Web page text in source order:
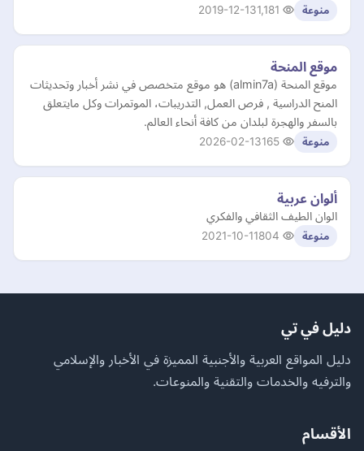
منوعة 2019-12-13
موقع المنحة
موقع المنحة (almin7a) هو موقع متخصص في نشر أخبار وتحديثات
المنح الدراسية , فرص العمل, التدريبات، الموتمرات وكل مايتعلق
بالسفر والهجرة لبلدان من كافة أنحاء العالم.
منوعة 2026-02-13
ألوان عربية
الوان الطيف الثقافي والفكري
منوعة 2021-10-11
دليل في تي
دليل المواقع العربية والأجنبية المميزة في الأخبار والإسلامي
والترفيه والخدمات والتقنية والمنوعات.
الأقسام